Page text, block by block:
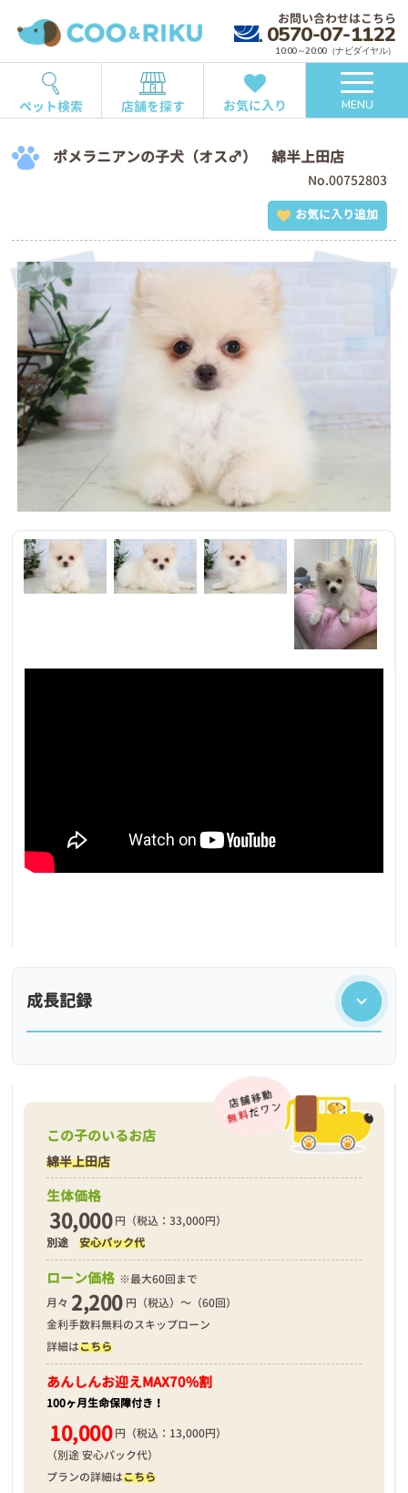
お問い合わせはこちら
0570-07-1122
10:00～20:00（ナビダイヤル）
ペット検索 店舗を探す お気に入り MENU
ポメラニアンの子犬（オス♂） 綿半上田店
No.00752803
お気に入り追加
成長記録
2026年02月16日
❮ ❯
この子のいるお店
綿半上田店
生体価格
30,000 円（税込：33,000円）
別途安心パック代
ローン価格 ※最大60回まで
月々 2,200 円（税込）～（60回）
金利手数料無料のスキップローン
詳細はこちら
あんしんお迎えMAX70%割
100ヶ月生命保障付き！
10,000 円（税込：13,000円）
（別途 安心パック代）
プランの詳細はこちら